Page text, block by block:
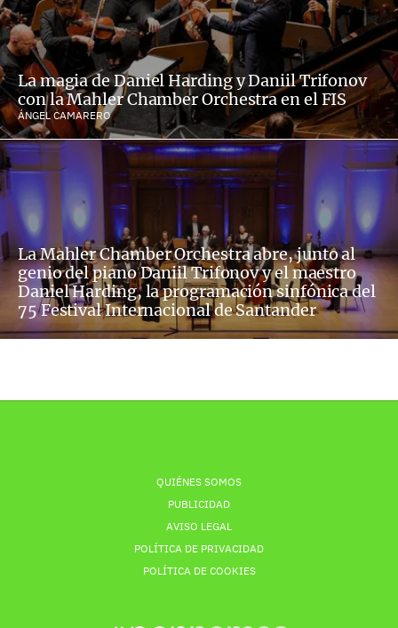
La magia de Daniel Harding y Daniil Trifonov
con la Mahler Chamber Orchestra en el FIS
ÁNGEL CAMARERO
La Mahler Chamber Orchestra abre, junto al
genio del piano Daniil Trifonov y el maestro
Daniel Harding, la programación sinfónica del
75 Festival Internacional de Santander
QUIÉNES SOMOS
PUBLICIDAD
AVISO LEGAL
POLÍTICA DE PRIVACIDAD
POLÍTICA DE COOKIES